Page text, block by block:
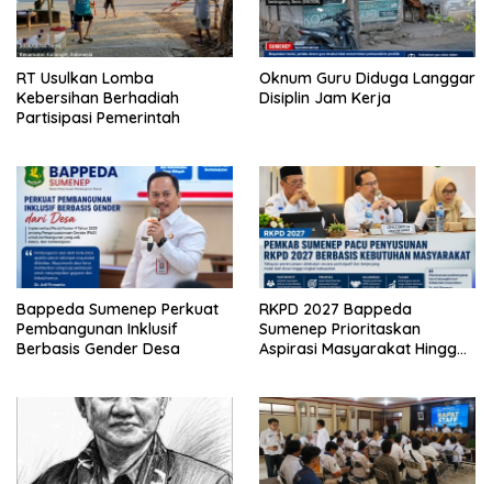
RT Usulkan Lomba
Kebersihan Berhadiah
Partisipasi Pemerintah
Oknum Guru Diduga Langgar
Disiplin Jam Kerja
Bappeda Sumenep Perkuat
Pembangunan Inklusif
Berbasis Gender Desa
RKPD 2027 Bappeda
Sumenep Prioritaskan
Aspirasi Masyarakat Hingga